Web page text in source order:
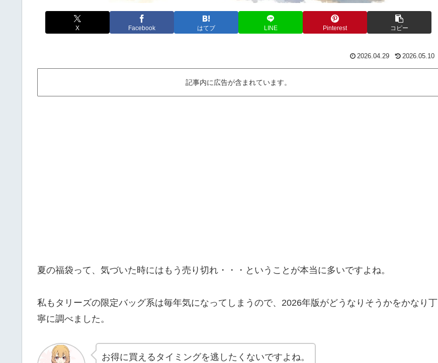
X Facebook はてブ LINE Pinterest コピー
2026.04.29 2026.05.10
記事内に広告が含まれています。
夏の福袋って、気づいた時にはもう売り切れ・・・ということが本当に多いですよね。
私もタリーズの限定バッグ系は毎年気になってしまうので、2026年版がどうなりそうかをかなり丁
寧に調べました。
お得に買えるタイミングを逃したくないですよね。